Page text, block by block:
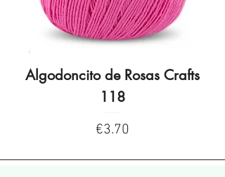
Algodoncito de Rosas Crafts
118
Price
€3.70